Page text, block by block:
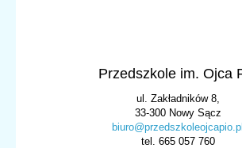
Przedszkole im. Ojca
ul. Zakładników 8,
33-300 Nowy Sącz
biuro@przedszkoleojcapio.pl
tel. 665 057 760